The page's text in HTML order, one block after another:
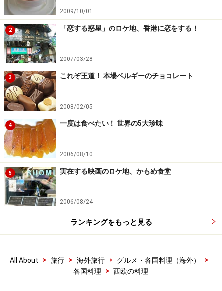
2009/10/01
2 「恋する惑星」のロケ地、香港に恋をする！
2007/03/28
3 これぞ王道！ 本場ベルギーのチョコレート
2008/02/05
4 一度は食べたい！ 世界の5大珍味
2006/08/10
5 実在する映画のロケ地、かもめ食堂
2006/08/24
ランキングをもっと見る
All About > 旅行 > 海外旅行 > グルメ・各国料理（海外）
>
各国料理
> 西欧の料理